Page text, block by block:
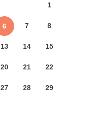
1
6 7 8
13 14 15
20 21 22
27 28 29